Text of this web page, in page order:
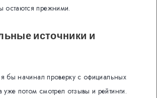
остаются прежними.
источники и
бы начинал проверку с официальных
потом смотрел отзывы и рейтинги.